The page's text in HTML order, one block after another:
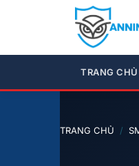
dung
TRANG CHỦ
TRANG CHỦ /